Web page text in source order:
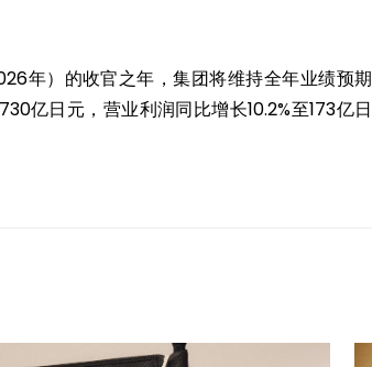
年）的收官之年，集团将维持全年业绩预期
亿日元，营业利润同比增长10.2%至173亿日